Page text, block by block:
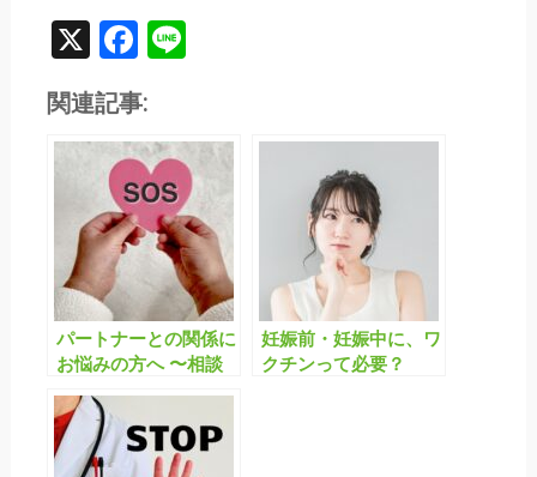
X Facebook
Line
関連記事:
パートナーとの関係に
お悩みの方へ 〜相談
か？〜
妊娠前・妊娠中に、ワ
クチンって必要？